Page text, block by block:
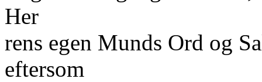
Her
rens egen Munds Ord og
eftersom